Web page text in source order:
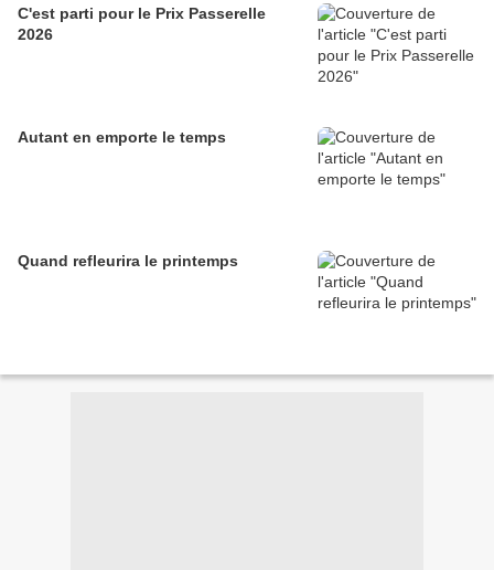
C'est parti pour le Prix Passerelle
2026
Autant en emporte le temps
Quand refleurira le printemps